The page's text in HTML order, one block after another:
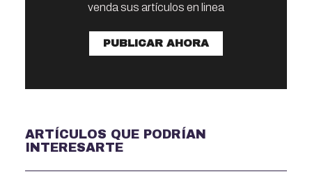
venda sus artículos en linea
PUBLICAR AHORA
ARTÍCULOS QUE PODRÍAN
INTERESARTE